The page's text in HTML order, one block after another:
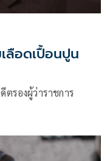
ลือดเปื้อนปูน
รองผู้ว่าราชการ